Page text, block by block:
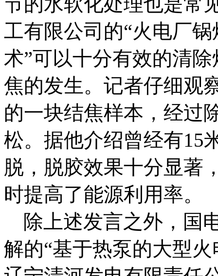
工有限公司的“火电厂
术”可以十分有效的清
焦的发生。记者仔细观
的一块结焦样本，经过
松。据他介绍曾经有15
脱，脱胶效果十分显著
时提高了能源利用率。
除上述发言之外，国
解的“基于热泵的大型